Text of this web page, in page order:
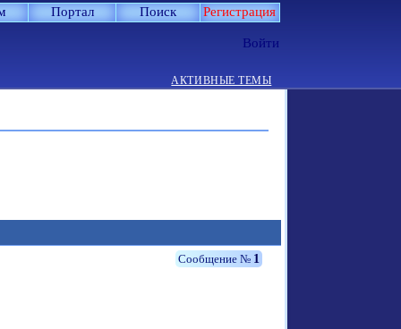
Портал Поиск Регистрация
Войти
АКТИВНЫЕ ТЕМЫ
1